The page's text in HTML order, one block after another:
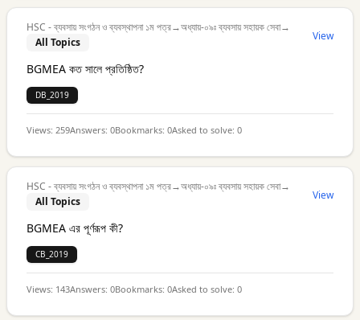
HSC - ব্যবসায় সংগঠন ও ব্যবস্থাপনা ১ম পত্র→অধ্যায়-০৯ঃ ব্যবসায় সহায়ক সেবা→
All Topics
View
BGMEA কত সালে প্রতিষ্ঠিত?
DB_2019
Views: 259Answers: 0Bookmarks: 0Asked to solve: 0
HSC - ব্যবসায় সংগঠন ও ব্যবস্থাপনা ১ম পত্র→অধ্যায়-০৯ঃ ব্যবসায় সহায়ক সেবা→
All Topics
View
BGMEA এর পূর্ণরূপ কী?
CB_2019
Views: 143Answers: 0Bookmarks: 0Asked to solve: 0